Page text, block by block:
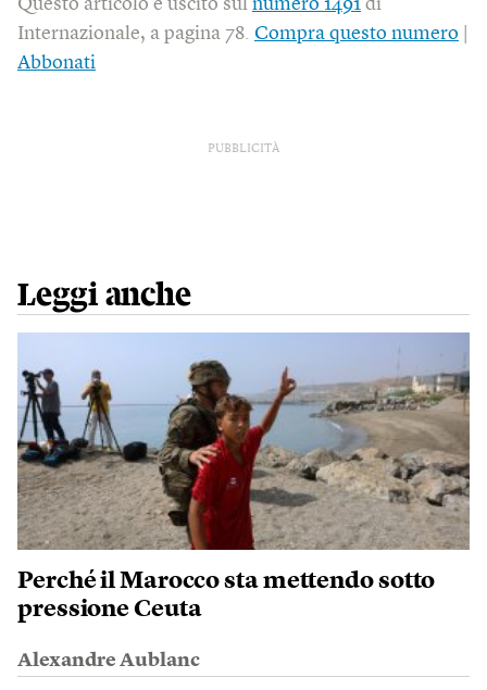
Questo articolo è uscito sul numero 1491 di
Internazionale, a pagina 78. Compra questo numero
Abbonati
PUBBLICITÀ
Leggi anche
Perché il Marocco sta mettendo sotto
pressione Ceuta
Alexandre Aublanc